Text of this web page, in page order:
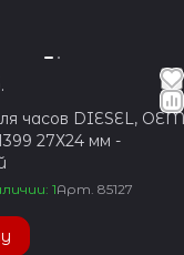
часов DIESEL, OEM
27Х24 мм -
1Арт. 85127